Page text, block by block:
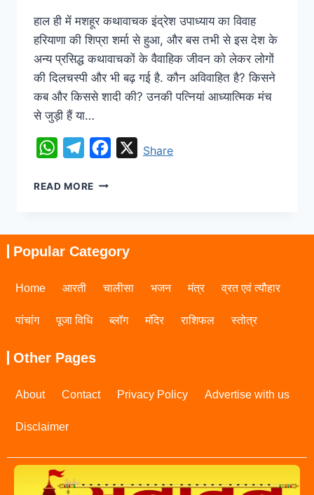
हाल ही में मशहूर कथावाचक इंद्रेश उपाध्याय का विवाह
हरियाणा की शिप्रा शर्मा से हुआ, और बस तभी से इस देश के
अन्य प्रसिद्ध कथावाचकों के वैवाहिक जीवन को लेकर लोगों
की दिलचस्पी और भी बढ़ गई है. कौन अविवाहित है? किसने
कब और किससे शादी की? उनकी पत्नियां आध्यात्मिक मंच
से जुड़ी हैं या…
WhatsAppTelegramFacebook
XShare
READ MORE
Popular Category
Home आरती चालीसा भजन मंत्र व्रत एवं त्यौहार
पांचांग पूजा विधि ब्लॉग मंदिर राशिफल स्तोत्र
Other Pages
About Contact Privacy Policy Advertise with us
Disclaimer